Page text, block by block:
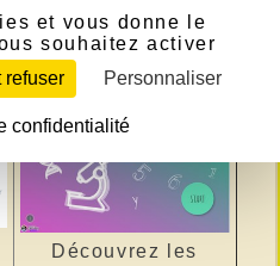
DE
Découvrez les
et vous donne le
souhaitez activer
refuser Personnaliser
confidentialité